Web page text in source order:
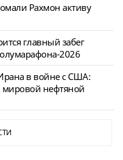
Рахмон активу
главный забег
2026
в войне с США:
мировой нефтяной